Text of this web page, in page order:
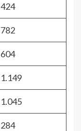
424
782
604
1.149
1.045
284